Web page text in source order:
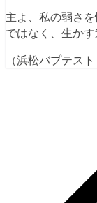
主よ、私の弱さ
ではなく、生か
（浜松バプテス